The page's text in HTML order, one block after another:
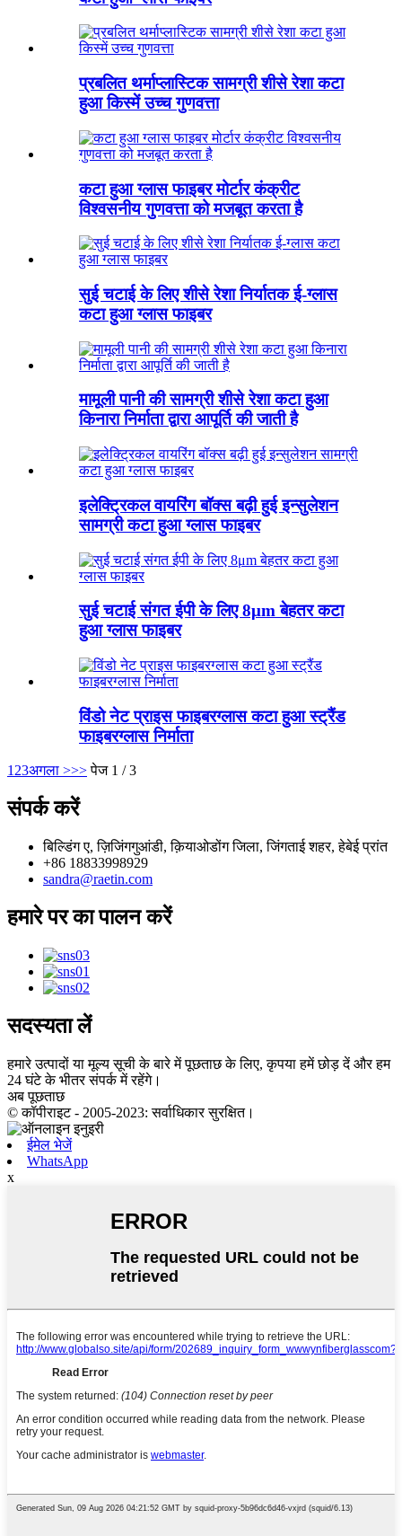
प्रबलित थर्माप्लास्टिक सामग्री शीसे रेशा कटा
हुआ किस्में उच्च गुणवत्ता
कटा हुआ ग्लास फाइबर मोर्टार कंक्रीट
विश्वसनीय गुणवत्ता को मजबूत करता है
सुई चटाई के लिए शीसे रेशा निर्यातक ई-ग्लास
कटा हुआ ग्लास फाइबर
मामूली पानी की सामग्री शीसे रेशा कटा हुआ
किनारा निर्माता द्वारा आपूर्ति की जाती है
इलेक्ट्रिकल वायरिंग बॉक्स बढ़ी हुई इन्सुलेशन
सामग्री कटा हुआ ग्लास फाइबर
सुई चटाई संगत ईपी के लिए 8μm बेहतर कटा
हुआ ग्लास फाइबर
विंडो नेट प्राइस फाइबरग्लास कटा हुआ स्ट्रैंड
फाइबरग्लास निर्माता
123अगला >>> पेज 1 / 3
संपर्क करें
बिल्डिंग ए, ज़िजिंगगुआंडी, क़ियाओडोंग जिला, जिंगताई शहर, हेबेई प्रांत
+86 18833998929
sandra@raetin.com
हमारे पर का पालन करें
सदस्यता लें
हमारे उत्पादों या मूल्य सूची के बारे में पूछताछ के लिए, कृपया हमें छोड़ दें और हम
24 घंटे के भीतर संपर्क में रहेंगे।
अब पूछताछ
© कॉपीराइट - 2005-2023: सर्वाधिकार सुरक्षित।
ईमेल भेजें
WhatsApp
x